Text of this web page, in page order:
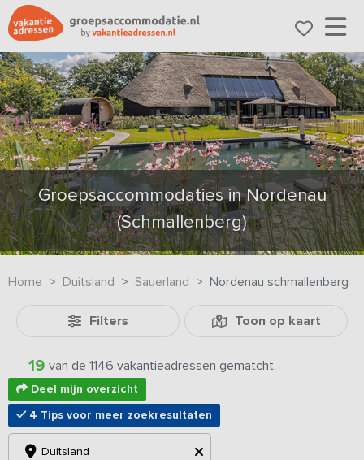
Groepsaccommodaties in Nordenau
(Schmallenberg)
Home Duitsland Sauerland Nordenau schmallenberg
Filters Toon op kaart
19 van de 1146 vakantieadressen gematcht.
Deel mijn overzicht
4 Tips voor meer zoekresultaten
Duitsland